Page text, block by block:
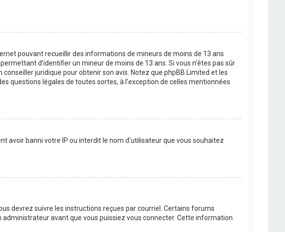
pouvant recueillir des informations de mineurs de moins de 13 ans
d’identifier un mineur de moins de 13 ans. Si vous n’êtes pas sûr
juridique pour obtenir son avis. Notez que phpBB Limited et les
questions légales de toutes sortes, à l’exception de celles mentionnées
avoir banni votre IP ou interdit le nom d’utilisateur que vous souhaitez
devrez suivre les instructions reçues par courriel. Certains forums
avant que vous puissiez vous connecter. Cette information